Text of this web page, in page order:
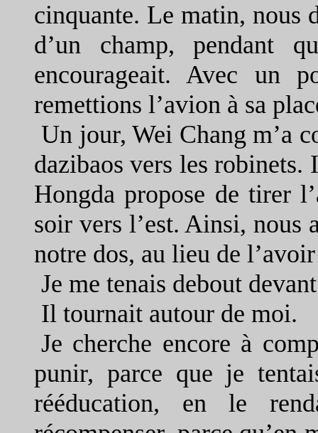
cinquante. Le matin, nous
d’un champ, pendant
encourageait. Avec un
remettions l’avion à sa
Un jour, Wei Chang m’a
dazibaos vers les
Hongda propose de tirer
soir vers l’est. Ainsi, nous
notre dos, au lieu de
Je me tenais debout
Il tournait autour de moi.
Je cherche encore à
punir, parce que je
rééducation, en le